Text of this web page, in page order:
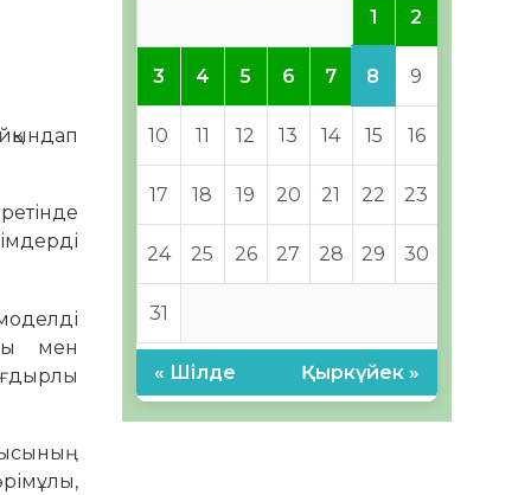
мен
1 2
3 4 5 6 7 8 9
10 11 12 13 14 15 16
17 18 19 20 21 22 23
24 25 26 27 28 29 30
31
« Шілде Қыркүйек »